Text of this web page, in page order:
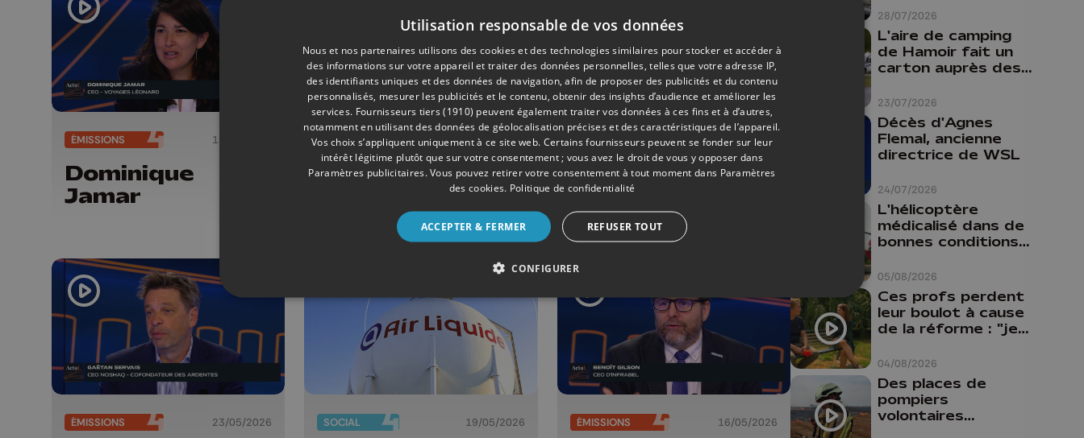
ÉMISSIONS 13/06/2026
Dominique
Jamar
ÉMISSIONS 06/06/2026
Mathieu Bihet
ÉMISSIONS 30/05/2026
Axel Witsel
ÉMISSIONS 23/05/2026 SOCIAL 19/05/2026 ÉMISSIONS 16/05/2026
28/07/2026
budget pour le
faire
23/07/2026
L'aire de camping
de Hamoir fait un
carton auprès des
24/07/2026
Décès d'Agnes
Flemal, ancienne
directrice de WSL
05/08/2026
L'hélicoptère
médicalisé dans de
bonnes conditions à
04/08/2026
Ces profs perdent
leur boulot à cause
de la réforme : "je
comme prof que
comme
pharmacienne"
Des places de
pompiers
volontaires
Utilisation responsable de vos données
Nous et nos partenaires utilisons des cookies et des technologies similaires pour stocker et accéder à
des informations sur votre appareil et traiter des données personnelles, telles que votre adresse IP,
des identifiants uniques et des données de navigation, afin de proposer des publicités et du contenu
personnalisés, mesurer les publicités et le contenu, obtenir des insights d’audience et améliorer les
services. Fournisseurs tiers (1910) peuvent également traiter vos données à ces fins et à d’autres,
notamment en utilisant des données de géolocalisation précises et des caractéristiques de l’appareil.
Vos choix s’appliquent uniquement à ce site web. Certains fournisseurs peuvent se fonder sur leur
intérêt légitime plutôt que sur votre consentement ; vous avez le droit de vous y opposer dans
Paramètres publicitaires. Vous pouvez retirer votre consentement à tout moment dans Paramètres
des cookies. Politique de confidentialité
ACCEPTER & FERMER REFUSER TOUT
CONFIGURER